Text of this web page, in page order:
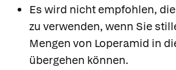
Es wird nicht empfohlen,
zu verwenden, wenn Sie
Mengen von Loperamid in
übergehen können.